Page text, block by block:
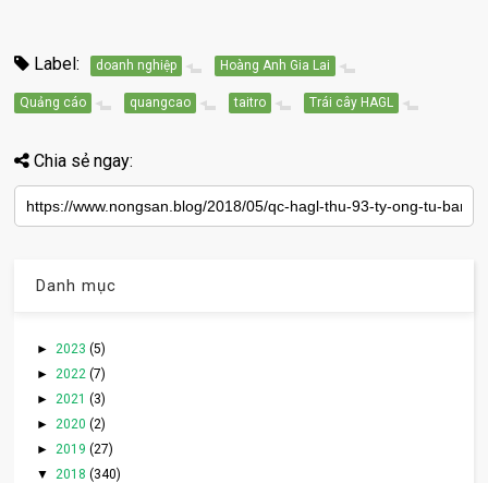
Label: doanh nghiệp Hoàng Anh Gia Lai
Quảng cáo quangcao taitro Trái cây HAGL
Chia sẻ ngay:
Danh mục
► 2023(5)
► 2022(7)
► 2021(3)
► 2020(2)
► 2019(27)
▼ 2018(340)